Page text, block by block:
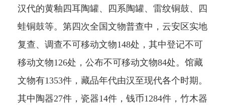
汉代的黄釉四耳陶罐、四系陶罐、雷纹铜鼓、四
蛙铜鼓等。第四次全国文物普查中，云安区实地
复查、调查不可移动文物148处，其中登记不可
移动文物126处，公布不可移动文物84处。馆藏
文物有1353件，藏品年代由汉至现代各个时期。
其中陶器27件，瓷器14件，钱币1284件，竹木器